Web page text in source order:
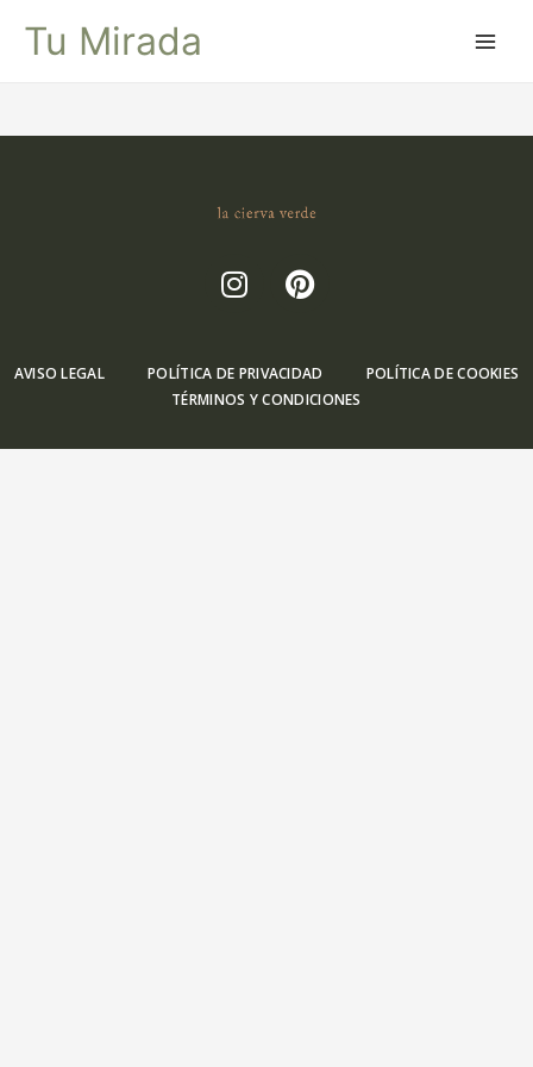
Tu Mirada
AVISO LEGAL POLÍTICA DE PRIVACIDAD
POLÍTICA DE COOKIES
TÉRMINOS Y CONDICIONES